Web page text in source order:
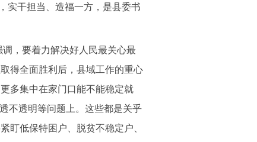
实干担当、造福一方，是县委书
，要着力解决好人民最关心最
得全面胜利后，县域工作的重心
多集中在家门口能不能稳定就
不透明等问题上。这些都是关乎
盯低保特困户、脱贫不稳定户、